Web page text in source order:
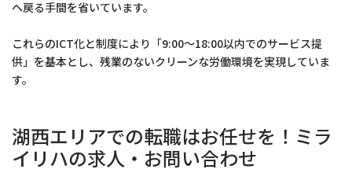
へ戻る手間を省いています。
これらのICT化と制度により「9:00〜18:00以内でのサービス提
供」を基本とし、残業のないクリーンな労働環境を実現していま
す。
湖西エリアでの転職はお任せを！ミラ
イリハの求人・お問い合わせ